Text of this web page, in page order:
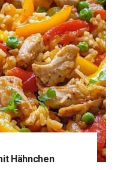
Hähnchen